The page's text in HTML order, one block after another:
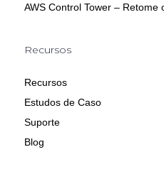
AWS Control Tower – Retome
Recursos
Recursos
Estudos de Caso
Suporte
Blog